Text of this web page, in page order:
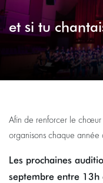
et si tu
Afin de renforcer le chœur
organisons chaque année
Les prochaines
septembre entre